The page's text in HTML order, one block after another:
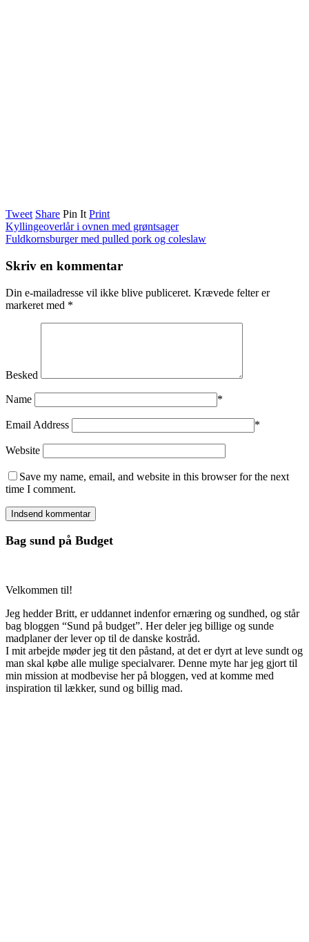
Tweet Share Pin It Print
Kyllingeoverlår i ovnen med grøntsager
Fuldkornsburger med pulled pork og coleslaw
Skriv en kommentar
Din e-mailadresse vil ikke blive publiceret. Krævede felter er
markeret med *
Besked
Name *
Email Address *
Website
Save my name, email, and website in this browser for the next
time I comment.
Bag sund på Budget
Velkommen til!
Jeg hedder Britt, er uddannet indenfor ernæring og sundhed, og står
bag bloggen “Sund på budget”. Her deler jeg billige og sunde
madplaner der lever op til de danske kostråd.
I mit arbejde møder jeg tit den påstand, at det er dyrt at leve sundt og
man skal købe alle mulige specialvarer. Denne myte har jeg gjort til
min mission at modbevise her på bloggen, ved at komme med
inspiration til lækker, sund og billig mad.